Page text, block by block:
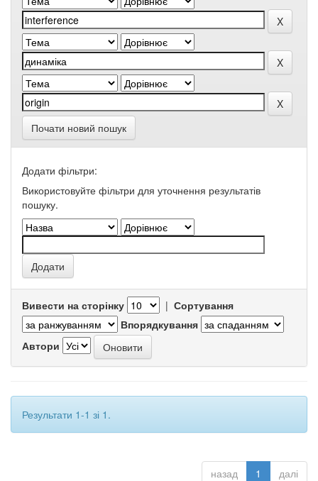
Почати новий пошук
Додати фільтри:
Використовуйте фільтри для уточнення результатів
пошуку.
Вивести на сторінку | Сортування
Впорядкування
Автори
Результати 1-1 зі 1.
назад 1 далі